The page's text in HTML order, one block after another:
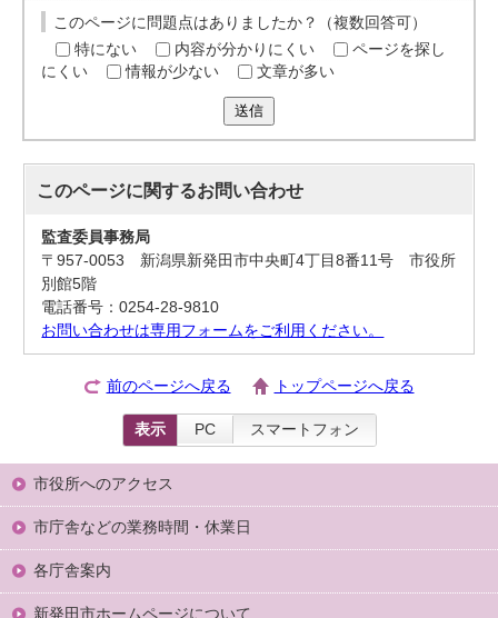
このページに問題点はありましたか？（複数回答可）
特にない
内容が分かりにくい
ページを探し
にくい
情報が少ない 文章が多い
送信
このページに関するお問い合わせ
監査委員事務局
〒957-0053 新潟県新発田市中央町4丁目8番11号 市役所
別館5階
電話番号：0254-28-9810
お問い合わせは専用フォームをご利用ください。
前のページへ戻る トップページへ戻る
表示 PC スマートフォン
市役所へのアクセス
市庁舎などの業務時間・休業日
各庁舎案内
新発田市ホームページについて